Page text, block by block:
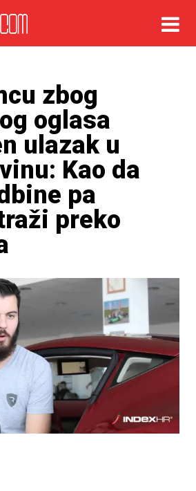
zbog
oglasa
ulazak u
Kao da
pa
preko